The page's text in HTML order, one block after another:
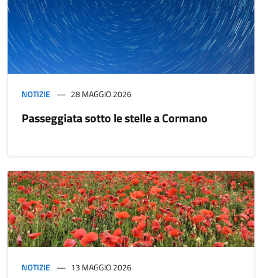
NOTIZIE 28 MAGGIO 2026
Passeggiata sotto le stelle a Cormano
NOTIZIE 13 MAGGIO 2026